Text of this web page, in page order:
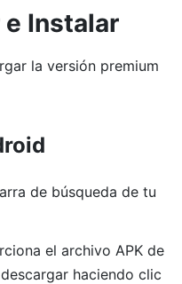
e Instalar
la versión premium
de búsqueda de tu
el archivo APK de
haciendo clic